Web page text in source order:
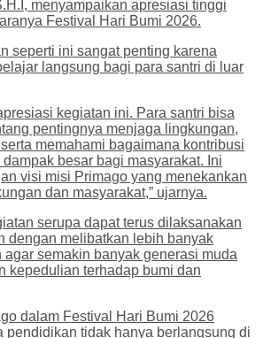
menyampaikan apresiasi tinggi
Festival Hari Bumi 2026.
seperti ini sangat penting karena
langsung bagi para santri di luar
kegiatan ini. Para santri bisa
pentingnya menjaga lingkungan,
memahami bagaimana kontribusi
besar bagi masyarakat. Ini
visi misi Primago yang menekankan
dan masyarakat,” ujarnya.
serupa dapat terus dilaksanakan
dengan melibatkan lebih banyak
agar semakin banyak generasi muda
kepedulian terhadap bumi dan
dalam Festival Hari Bumi 2026
pendidikan tidak hanya berlangsung di